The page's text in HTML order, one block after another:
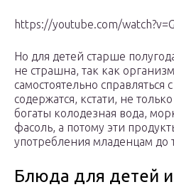
https://youtube.com/
Но для детей старше
не страшна, так как
самостоятельно справляться
содержатся, кстати, не
богаты колодезная вода,
фасоль, а потому эти
употребления младенцам до
Блюда для детей